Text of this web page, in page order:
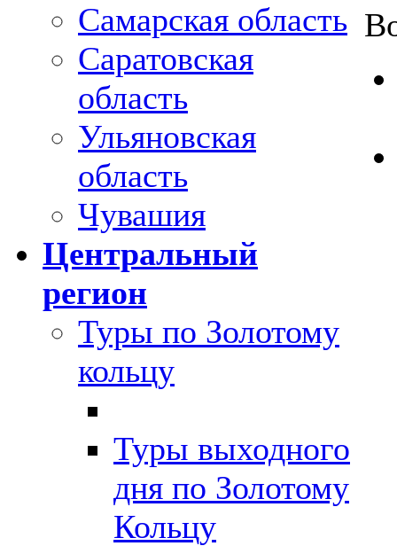
Самарская область
Саратовская
область
Ульяновская
область
Чувашия
Центральный
регион
Туры по Золотому
кольцу
Туры выходного
дня по Золотому
Кольцу